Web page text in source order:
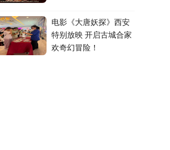
电影《大唐妖探》西安
特别放映 开启古城合家
欢奇幻冒险！